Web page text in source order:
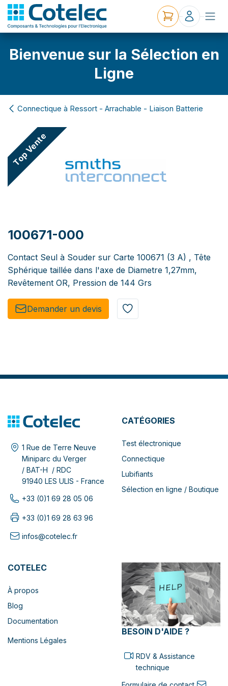
Bienvenue sur la Sélection en
Ligne
Connectique à Ressort - Arrachable - Liaison Batterie
Top Vente
100671-000
Contact Seul à Souder sur Carte 100671 (3 A) , Tête
Sphérique taillée dans l'axe de Diametre 1,27mm,
Revêtement OR, Pression de 144 Grs
Demander un de​​vis​​
1 Rue de Terre Neuve
Miniparc du Verger
/ BAT-H / RDC
91940 LES ULIS - France
+33 (0)1 69 28 05 06
+33 (0)1 69 28 63 96
infos@cotelec.fr
CATÉGORIES
Test électronique
Connectique
Lubifiants
Sélection en ligne / Boutique
COTELEC
À propos
Blog
Documentation
Mentions Légales
BESOIN D'AIDE ?
RDV & Assistance
technique